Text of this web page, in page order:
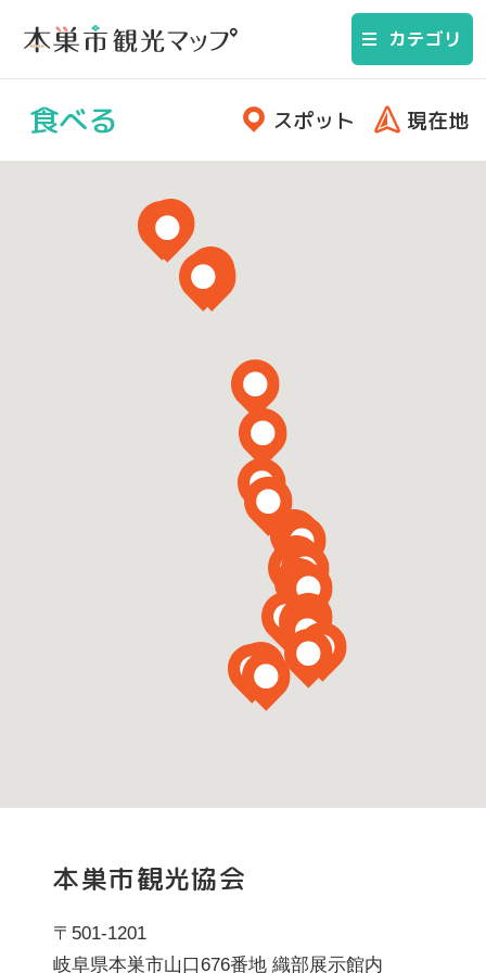
食べる スポット 現在地
本巣市観光協会
〒501-1201
岐阜県本巣市山口676番地 織部展示館内
カテゴリ